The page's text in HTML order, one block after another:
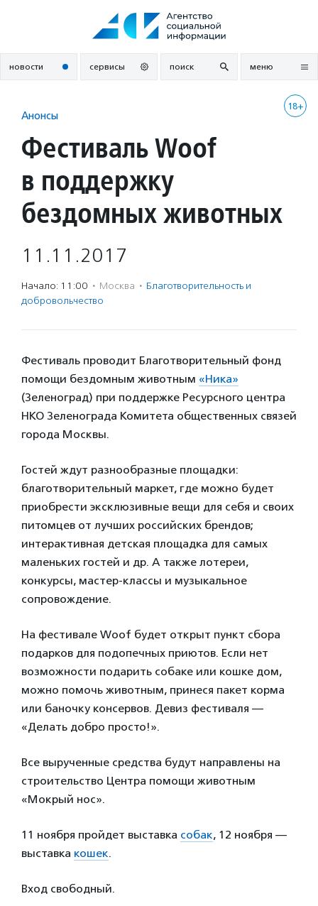
новости сервисы поиск меню
18+
Анонсы
Фестиваль Woof
в поддержку
бездомных животных
11.11.2017
Начало: 11:00 · Москва · Благотвори­тель­ность и
доброволь­чест­во
Фестиваль проводит Благотворительный фонд
помощи бездомным животным «Ника»
(Зеленоград) при поддержке Ресурсного центра
НКО Зеленограда Комитета общественных связей
города Москвы.
Гостей ждут разнообразные площадки:
благотворительный маркет, где можно будет
приобрести эксклюзивные вещи для себя и своих
питомцев от лучших российских брендов;
интерактивная детская площадка для самых
маленьких гостей и др. А также лотереи,
конкурсы, мастер-классы и музыкальное
сопровождение.
На фестивале Woof будет открыт пункт сбора
подарков для подопечных приютов. Если нет
возможности подарить собаке или кошке дом,
можно помочь животным, принеся пакет корма
или баночку консервов. Девиз фестиваля —
«Делать добро просто!».
Все вырученные средства будут направлены на
строительство Центра помощи животным
«Мокрый нос».
11 ноября пройдет выставка собак, 12 ноября —
выставка кошек.
Вход свободный.